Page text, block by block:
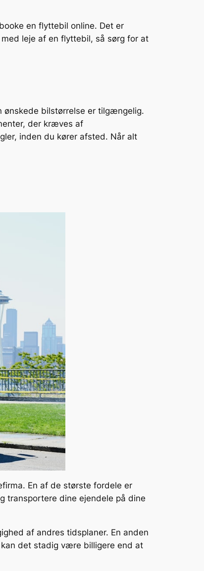
en flyttebil online. Det er
leje af en flyttebil, så sørg for at
bilstørrelse er tilgængelig.
der kræves af
inden du kører afsted. Når alt
En af de største fordele er
transportere dine ejendele på dine
af andres tidsplaner. En anden
det stadig være billigere end at